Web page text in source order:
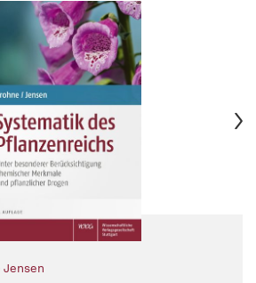
Jensen